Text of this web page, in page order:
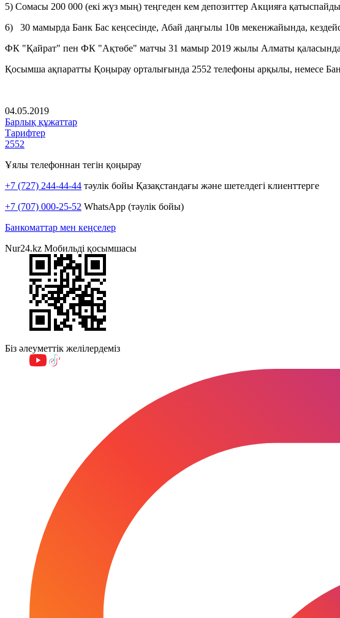
5) Сомасы 200 000 (екі жүз мың) теңгеден кем депозиттер Акцияға
6) 30 мамырда Банк Бас кеңсесінде, Абай даңғылы 10в мекенжайында,
ФК "Қайрат" пен ФК "Ақтөбе" матчы 31 мамыр 2019 жылы Алматы қаласында
Қосымша ақпаратты Қоңырау орталығында 2552 телефоны арқылы, немесе
04.05.2019
Барлық құжаттар
Тарифтер
2552
Ұялы телефоннан тегін қоңырау
+7 (727) 244-44-44 тәулік бойы Қазақстандағы және шетелдегі клиенттерге
+7 (707) 000-25-52 WhatsApp (тәулік бойы)
Банкоматтар мен кеңселер
Nur24.kz Мобильді қосымшасы
Біз әлеуметтік желілердеміз